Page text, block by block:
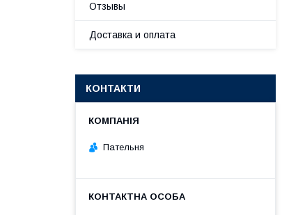
Отзывы
Доставка и оплата
КОНТАКТИ
Пательня